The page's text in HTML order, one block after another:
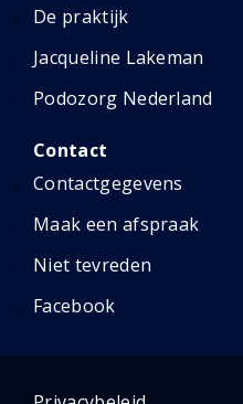
De praktijk
Jacqueline Lakeman
Podozorg Nederland
Contact
Contactgegevens
Maak een afspraak
Niet tevreden
Facebook